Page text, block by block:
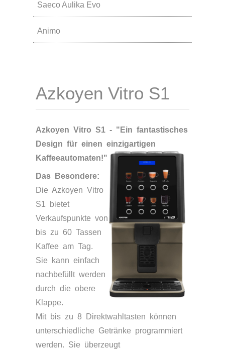
Saeco Aulika Evo
Animo
Azkoyen Vitro S1
Azkoyen Vitro S1 - "Ein fantastisches
Design für einen einzigartigen
Kaffeeautomaten!"
Das Besondere:
Die Azkoyen Vitro
S1 bietet
Verkaufspunkte von
bis zu 60 Tassen
Kaffee am Tag.
Sie kann einfach
nachbefüllt werden
durch die obere
Klappe.
Mit bis zu 8 Direktwahltasten können
unterschiedliche Getränke programmiert
werden. Sie überzeugt